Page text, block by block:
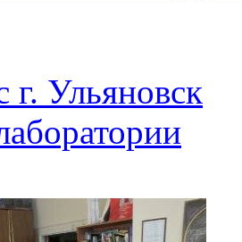
г. Ульяновск